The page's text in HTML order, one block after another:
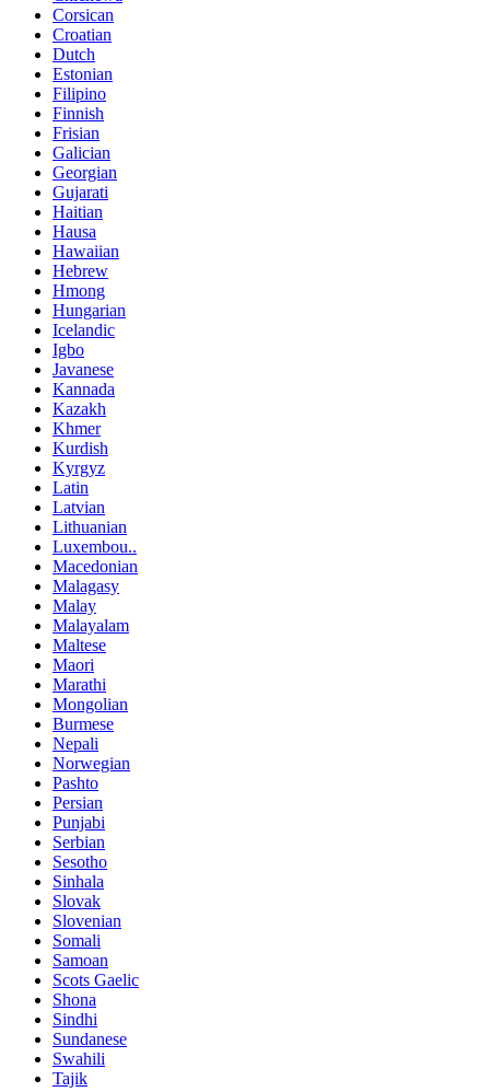
Corsican
Croatian
Dutch
Estonian
Filipino
Finnish
Frisian
Galician
Georgian
Gujarati
Haitian
Hausa
Hawaiian
Hebrew
Hmong
Hungarian
Icelandic
Igbo
Javanese
Kannada
Kazakh
Khmer
Kurdish
Kyrgyz
Latin
Latvian
Lithuanian
Luxembou..
Macedonian
Malagasy
Malay
Malayalam
Maltese
Maori
Marathi
Mongolian
Burmese
Nepali
Norwegian
Pashto
Persian
Punjabi
Serbian
Sesotho
Sinhala
Slovak
Slovenian
Somali
Samoan
Scots Gaelic
Shona
Sindhi
Sundanese
Swahili
Tajik